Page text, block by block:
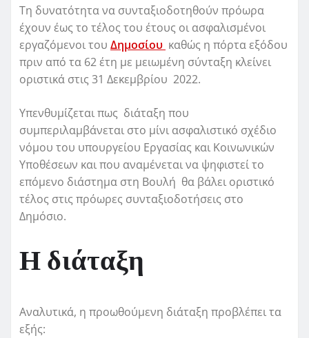
Τη δυνατότητα να συνταξιοδοτηθούν πρόωρα
έχουν έως το τέλος του έτους οι ασφαλισμένοι
εργαζόμενοι του Δημοσίου καθώς η πόρτα εξόδου
πριν από τα 62 έτη με μειωμένη σύνταξη κλείνει
οριστικά στις 31 Δεκεμβρίου 2022.
Υπενθυμίζεται πως διάταξη που
συμπεριλαμβάνεται στο μίνι ασφαλιστικό σχέδιο
νόμου του υπουργείου Εργασίας και Κοινωνικών
Υποθέσεων και που αναμένεται να ψηφιστεί το
επόμενο διάστημα στη Βουλή θα βάλει οριστικό
τέλος στις πρόωρες συνταξιοδοτήσεις στο
Δημόσιο.
Η διάταξη
Αναλυτικά, η προωθούμενη διάταξη προβλέπει τα
εξής: